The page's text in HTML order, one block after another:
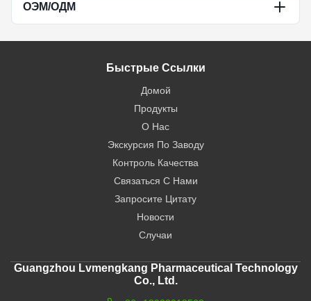
ОЭМ/ОДМ
продукции охватывает: серию похудения, серию
витаминов, серию добавок, серию мужского
улучшения, серию женского улучшения.серию
креатина,Серия "Шилажит"Кроме того, мы
поддерживаем производство нескольких форм
Быстрые Ссылки
Домой
Продукты
О Нас
Экскурсия По Заводу
Контроль Качества
Связаться С Нами
Запросите Цитату
Новости
Случаи
Guangzhou Lvmengkang Pharmaceutical Technology
Co., Ltd.